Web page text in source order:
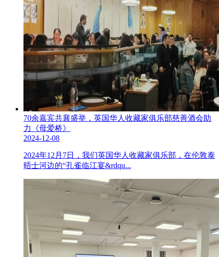
70余嘉宾共襄盛举，英国华人收藏家俱乐部慈善酒会助
力《母爱桥》
2024-12-08
2024年12月7日，我们英国华人收藏家俱乐部，在伦敦泰
晤士河边的“孔雀临江宴&rdqu...